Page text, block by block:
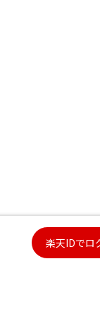
楽天IDでロ